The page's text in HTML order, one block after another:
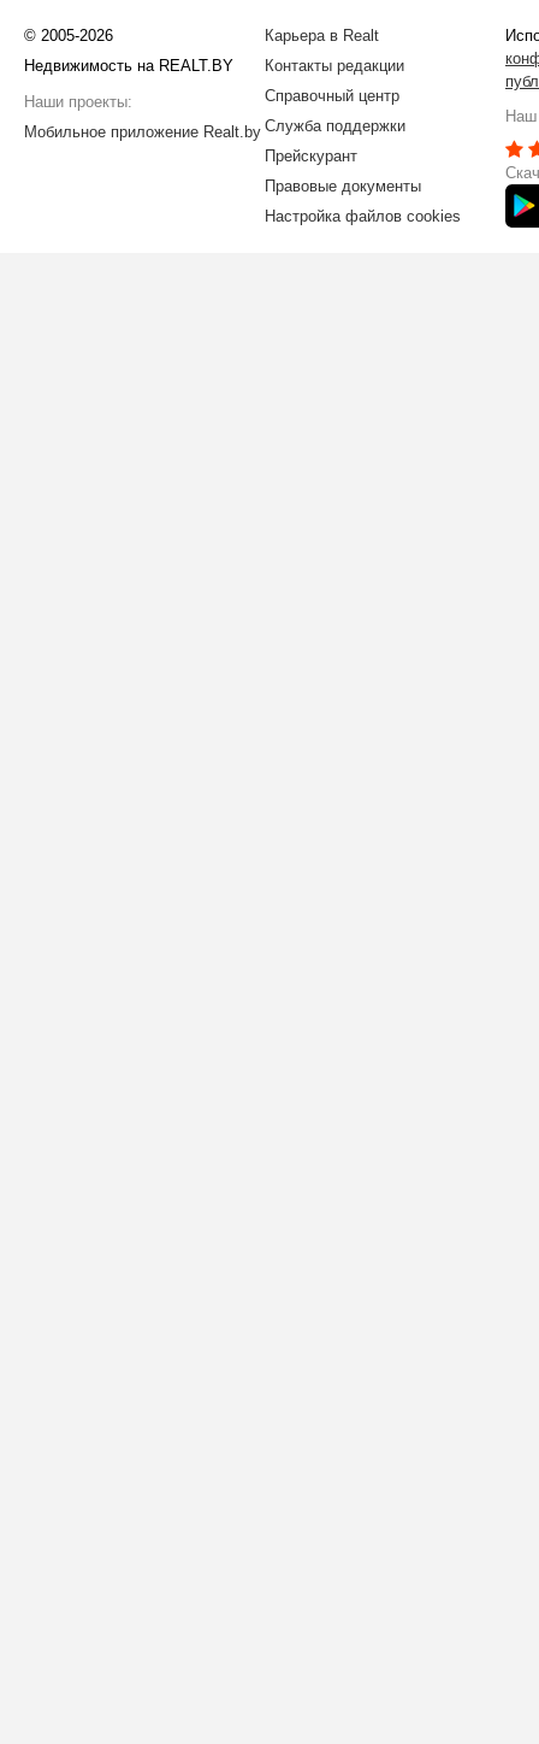
© 2005-2026
Недвижимость на REALT.BY
Наши проекты:
Мобильное приложение Realt.by
Карьера в Realt
Контакты редакции
Справочный центр
Служба поддержки
Прейскурант
Правовые документы
Настройка файлов cookies
Наш